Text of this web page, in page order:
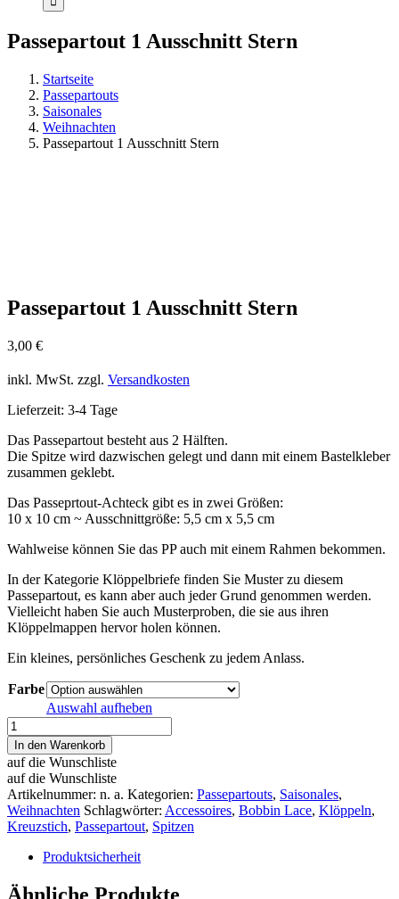
Passepartout 1 Ausschnitt Stern
Startseite
Passepartouts
Saisonales
Weihnachten
Passepartout 1 Ausschnitt Stern
Passepartout 1 Ausschnitt Stern
3,00 €
inkl. MwSt. zzgl. Versandkosten
Lieferzeit: 3-4 Tage
Das Passepartout besteht aus 2 Hälften.
Die Spitze wird dazwischen gelegt und dann mit einem Bastelkleber
zusammen geklebt.
Das Passeprtout-Achteck gibt es in zwei Größen:
10 x 10 cm ~ Ausschnittgröße: 5,5 cm x 5,5 cm
Wahlweise können Sie das PP auch mit einem Rahmen bekommen.
In der Kategorie Klöppelbriefe finden Sie Muster zu diesem
Passepartout, es kann aber auch jeder Grund genommen werden.
Vielleicht haben Sie auch Musterproben, die sie aus ihren
Klöppelmappen hervor holen können.
Ein kleines, persönliches Geschenk zu jedem Anlass.
Farbe
Auswahl aufheben
Passepartout
1
Ausschnitt
Stern
Menge
In den Warenkorb
auf die Wunschliste
auf die Wunschliste
Artikelnummer: n. a. Kategorien: Passepartouts, Saisonales,
Weihnachten Schlagwörter: Accessoires, Bobbin Lace, Klöppeln,
Kreuzstich, Passepartout, Spitzen
Produktsicherheit
Ähnliche Produkte